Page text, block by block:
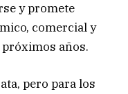
y promete
comercial y
años.
pero para los